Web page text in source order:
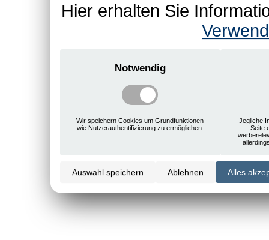
Hier erhalten Sie
Notwendig
Wir speichern Cookies um Grundfunktionen
wie Nutzerauthentifizierung zu ermöglichen.
Jegliche
Seite
Auswahl speichern Ablehnen Alles